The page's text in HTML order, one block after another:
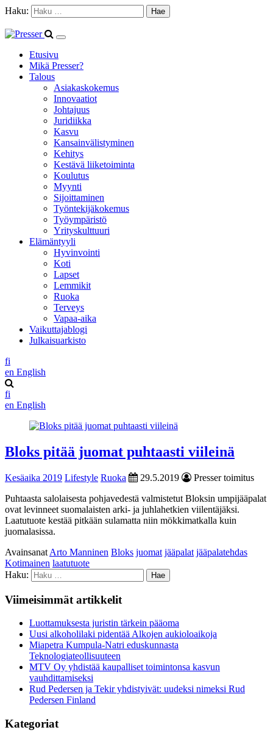
Haku:
Etusivu
Mikä Presser?
Talous
Asiakaskokemus
Innovaatiot
Johtajuus
Juridiikka
Kasvu
Kansainvälistyminen
Kehitys
Kestävä liiketoiminta
Koulutus
Myynti
Sijoittaminen
Työntekijäkokemus
Työympäristö
Yrityskulttuuri
Elämäntyyli
Hyvinvointi
Koti
Lapset
Lemmikit
Ruoka
Terveys
Vapaa-aika
Vaikuttajablogi
Julkaisuarkisto
fi
en English
fi
en English
Bloks pitää juomat puhtaasti viileinä
Kesäaika 2019 Lifestyle Ruoka 29.5.2019
Presser toimitus
Puhtaasta salolaisesta pohjavedestä valmistetut Bloksin umpijääpalat
ovat levinneet suomalaisten arki- ja juhlahetkien viilentäjäksi.
Laatutuote kestää pitkään sulamatta niin mökkimatkalla kuin
juomalasissa.
Avainsanat Arto Manninen Bloks juomat jääpalat jääpalatehdas
Kotimainen laatutuote
Haku:
Viimeisimmät artikkelit
Luottamuksesta juristin tärkein pääoma
Uusi alkoholilaki pidentää Alkojen aukioloaikoja
Miapetra Kumpula-Natri eduskunnasta
Teknologiateollisuuteen
MTV Oy yhdistää kaupalliset toimintonsa kasvun
vauhdittamiseksi
Rud Pedersen ja Tekir yhdistyivät: uudeksi nimeksi Rud
Pedersen Finland
Kategoriat